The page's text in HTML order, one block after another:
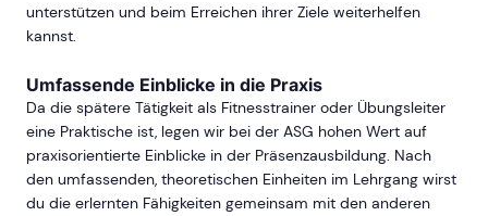
unterstützen und beim Erreichen ihrer Ziele weiterhelfen
kannst.
Umfassende Einblicke in die Praxis
Da die spätere Tätigkeit als Fitnesstrainer oder Übungsleiter
eine Praktische ist, legen wir bei der ASG hohen Wert auf
praxisorientierte Einblicke in der Präsenzausbildung. Nach
den umfassenden, theoretischen Einheiten im Lehrgang wirst
du die erlernten Fähigkeiten gemeinsam mit den anderen